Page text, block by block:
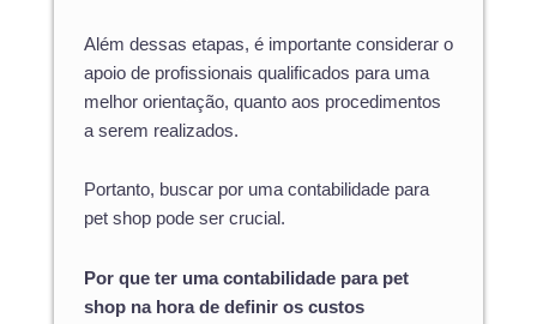
Além dessas etapas, é importante considerar o
apoio de profissionais qualificados para uma
melhor orientação, quanto aos procedimentos
a serem realizados.
Portanto, buscar por uma contabilidade para
pet shop pode ser crucial.
Por que ter uma contabilidade para pet
shop na hora de definir os custos